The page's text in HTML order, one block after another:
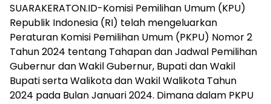
SUARAKERATON.ID-Komisi Pemilihan Umum (KPU)
Republik Indonesia (RI) telah mengeluarkan
Peraturan Komisi Pemilihan Umum (PKPU) Nomor 2
Tahun 2024 tentang Tahapan dan Jadwal Pemilihan
Gubernur dan Wakil Gubernur, Bupati dan Wakil
Bupati serta Walikota dan Wakil Walikota Tahun
2024 pada Bulan Januari 2024. Dimana dalam PKPU